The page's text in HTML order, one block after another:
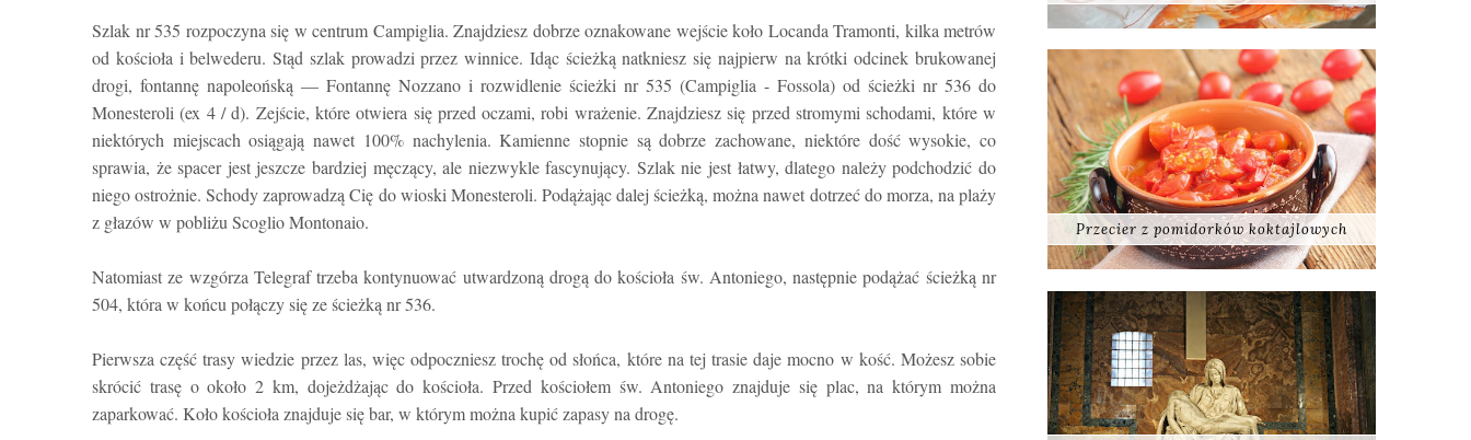
Szlak nr 535 rozpoczyna się w centrum Campiglia. Znajdziesz dobrze oznakowane wejście koło Locanda Tramonti, kilka metrów
od kościoła i belwederu. Stąd szlak prowadzi przez winnice. Idąc ścieżką natkniesz się najpierw na krótki odcinek brukowanej
drogi, fontannę napoleońską — Fontannę Nozzano i rozwidlenie ścieżki nr 535 (Campiglia - Fossola) od ścieżki nr 536 do
Monesteroli (ex 4 / d). Zejście, które otwiera się przed oczami, robi wrażenie. Znajdziesz się przed stromymi schodami, które w
niektórych miejscach osiągają nawet 100% nachylenia. Kamienne stopnie są dobrze zachowane, niektóre dość wysokie, co
sprawia, że spacer jest jeszcze bardziej męczący, ale niezwykle fascynujący. Szlak nie jest łatwy, dlatego należy podchodzić do
niego ostrożnie. Schody zaprowadzą Cię do wioski Monesteroli. Podążając dalej ścieżką, można nawet dotrzeć do morza, na plaży
z głazów w pobliżu Scoglio Montonaio.
Natomiast ze wzgórza Telegraf trzeba kontynuować utwardzoną drogą do kościoła św. Antoniego, następnie podążać ścieżką nr
504, która w końcu połączy się ze ścieżką nr 536.
Pierwsza część trasy wiedzie przez las, więc odpoczniesz trochę od słońca, które na tej trasie daje mocno w kość. Możesz sobie
skrócić trasę o około 2 km, dojeżdżając do kościoła. Przed kościołem św. Antoniego znajduje się plac, na którym można
zaparkować. Koło kościoła znajduje się bar, w którym można kupić zapasy na drogę.
Przecier z pomidorków koktajlowych